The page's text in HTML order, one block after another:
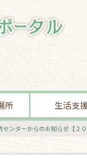
所 生活支
センターからのお知らせ【２